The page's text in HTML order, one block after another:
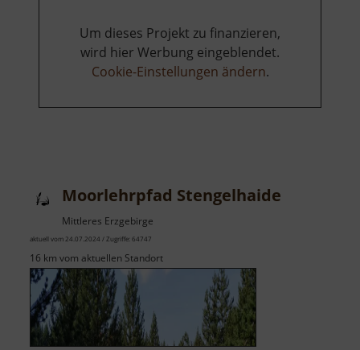
Um dieses Projekt zu finanzieren,
wird hier Werbung eingeblendet.
Cookie-Einstellungen ändern.
Moorlehrpfad Stengelhaide
Mittleres Erzgebirge
aktuell vom 24.07.2024 / Zugriffe: 64747
16 km vom aktuellen Standort